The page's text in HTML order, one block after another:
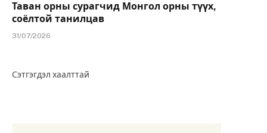
Таван орны сурагчид Монгол орны түүх,
соёлтой танилцав
31/07/2026
Сэтгэгдэл хаалттай